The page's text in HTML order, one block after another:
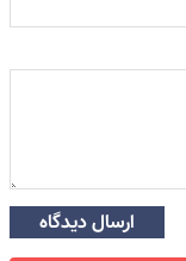
ارسال دیدگاه